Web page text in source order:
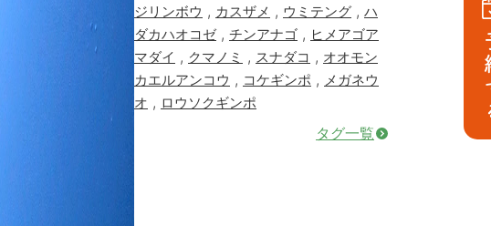
ジリンボウ , カスザメ , ウミテング , ハ
ダカハオコゼ, チンアナゴ , ヒメアゴア
マダイ , クマノミ , スナダコ , オオモン
カエルアンコウ , コケギンポ , メガネウ
オ , ロウソクギンポ
タグ一覧